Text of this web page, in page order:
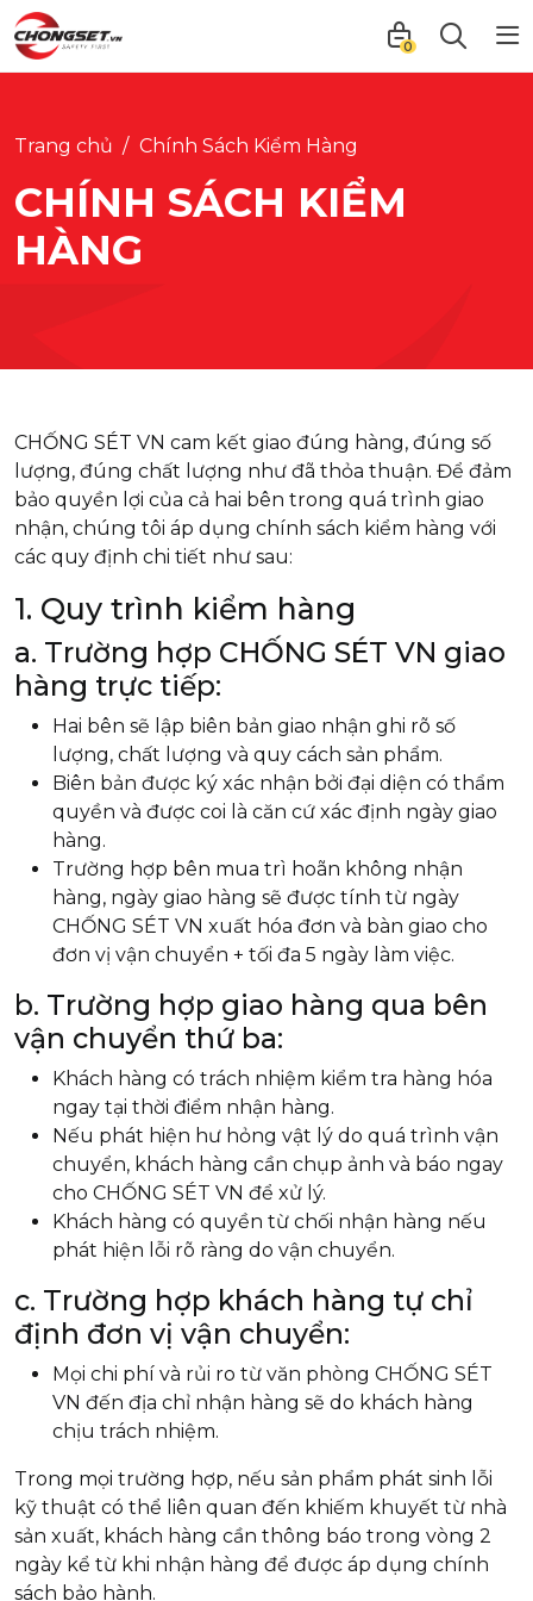
0
Trang chủ Chính Sách Kiểm Hàng
CHÍNH SÁCH KIỂM
HÀNG
CHỐNG SÉT VN cam kết giao đúng hàng, đúng số
lượng, đúng chất lượng như đã thỏa thuận. Để đảm
bảo quyền lợi của cả hai bên trong quá trình giao
nhận, chúng tôi áp dụng chính sách kiểm hàng với
các quy định chi tiết như sau:
1. Quy trình kiểm hàng
a. Trường hợp CHỐNG SÉT VN giao
hàng trực tiếp:
Hai bên sẽ lập biên bản giao nhận ghi rõ số
lượng, chất lượng và quy cách sản phẩm.
Biên bản được ký xác nhận bởi đại diện có thẩm
quyền và được coi là căn cứ xác định ngày giao
hàng.
Trường hợp bên mua trì hoãn không nhận
hàng, ngày giao hàng sẽ được tính từ ngày
CHỐNG SÉT VN xuất hóa đơn và bàn giao cho
đơn vị vận chuyển + tối đa 5 ngày làm việc.
b. Trường hợp giao hàng qua bên
vận chuyển thứ ba:
Khách hàng có trách nhiệm kiểm tra hàng hóa
ngay tại thời điểm nhận hàng.
Nếu phát hiện hư hỏng vật lý do quá trình vận
chuyển, khách hàng cần chụp ảnh và báo ngay
cho CHỐNG SÉT VN để xử lý.
Khách hàng có quyền từ chối nhận hàng nếu
phát hiện lỗi rõ ràng do vận chuyển.
c. Trường hợp khách hàng tự chỉ
định đơn vị vận chuyển:
Mọi chi phí và rủi ro từ văn phòng CHỐNG SÉT
VN đến địa chỉ nhận hàng sẽ do khách hàng
chịu trách nhiệm.
Trong mọi trường hợp, nếu sản phẩm phát sinh lỗi
kỹ thuật có thể liên quan đến khiếm khuyết từ nhà
sản xuất, khách hàng cần thông báo trong vòng 2
ngày kể từ khi nhận hàng để được áp dụng chính
sách bảo hành.